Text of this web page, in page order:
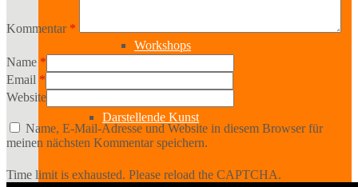
Workshops
Darstellende Kunst
Kommentar *
Name *
Email *
Website
Name, E-Mail-Adresse und Website in diesem Browser für
meinen nächsten Kommentar speichern.
Time limit is exhausted. Please reload the CAPTCHA.